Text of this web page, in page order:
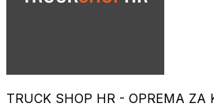
TRUCK SHOP HR - OPREMA ZA